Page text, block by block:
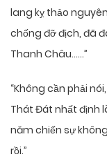
lang kỵ thảo
chống đỡ địch, đã
Thanh Châu……”
“Không cần phải
Thát Đát nhất định
năm chiến sự
rồi.”